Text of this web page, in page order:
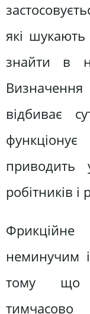
які шукають
знайти в
відбиває
приводить
робітників
Фрикційне
неминучим
тому що